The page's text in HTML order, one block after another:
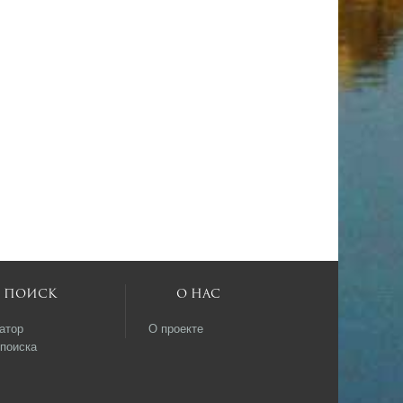
Поиск О нас
О проекте